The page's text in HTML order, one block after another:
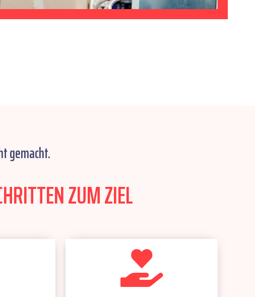
gemacht.
ZUM ZIEL